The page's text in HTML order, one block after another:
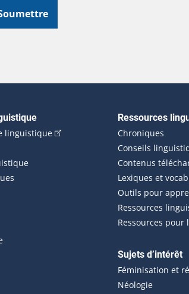
linguistique(Cet hyperlien externe s'ouvrira
Ressources
Chroniques
Conseils
Contenus
Lexiques et
Outils pour
Ressources
Ressources
Sujets d’intérêt
Féminisation et
Néologie